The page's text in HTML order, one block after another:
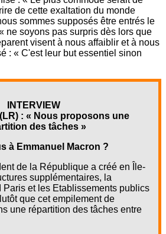
de cette exaltation du monde
sommes supposés être entrés le
ne soyons pas surpris dès lors que
visent à nous affaiblir et à nous
: « C'est leur but essentiel sinon
INTERVIEW
: « Nous proposons une
des tâches »
à Emmanuel Macron ?
de la République a créé en Île-
supplémentaires, la
Paris et les Etablissements publics
que cet empilement de
une répartition des tâches entre